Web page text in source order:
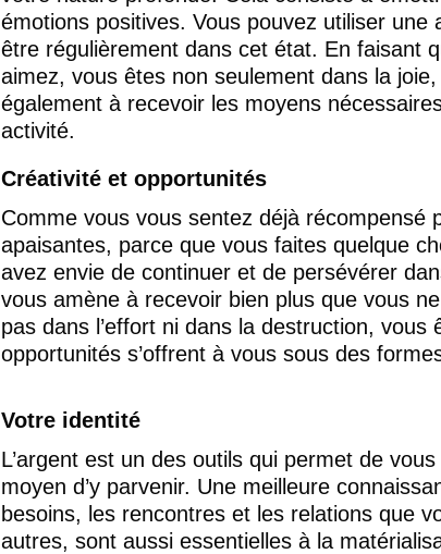
émotions positives. Vous pouvez utiliser une
être régulièrement dans cet état. En faisant
aimez, vous êtes non seulement dans la
également à recevoir les moyens
activité.
Créativité et opportunités
Comme vous vous sentez déjà récompensé
apaisantes, parce que vous faites quelque
avez envie de continuer et de persévérer
vous amène à recevoir bien plus que vous ne
pas dans l’effort ni dans la destruction,
opportunités s’offrent à vous sous des
Votre identité
L’argent est un des outils qui permet de vous
moyen d’y parvenir. Une meilleure
besoins, les rencontres et les relations que
autres, sont aussi essentielles à la